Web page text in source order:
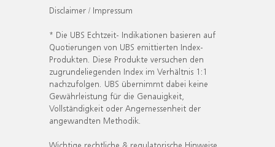
Disclaimer / Impressum
* Die UBS Echtzeit- Indikationen basieren auf
Quotierungen von UBS emittierten Index-
Produkten. Diese Produkte versuchen den
zugrundeliegenden Index im Verhältnis 1:1
nachzufolgen. UBS übernimmt dabei keine
Gewährleistung für die Genauigkeit,
Vollständigkeit oder Angemessenheit der
angewandten Methodik.